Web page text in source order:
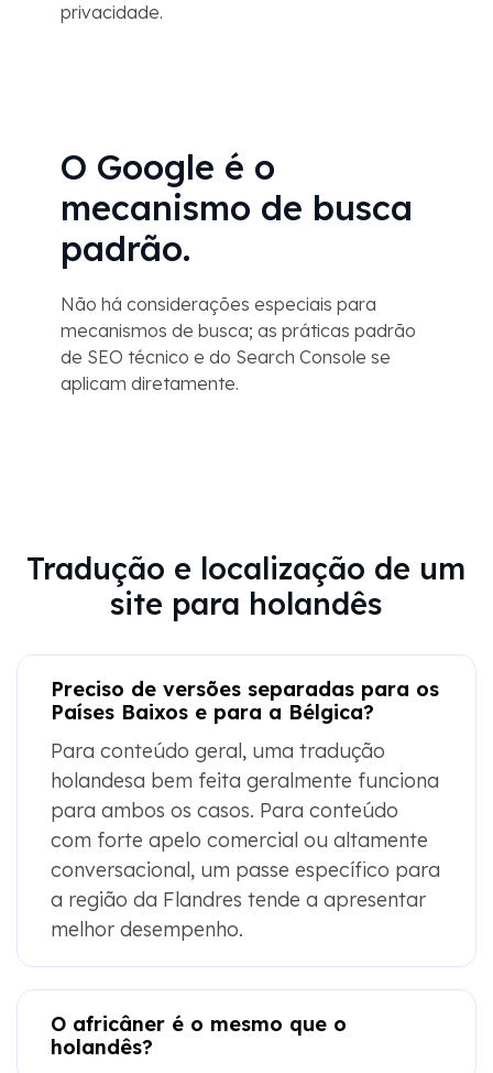
privacidade.
O Google é o
mecanismo de busca
padrão.
Não há considerações especiais para
mecanismos de busca; as práticas padrão
de SEO técnico e do Search Console se
aplicam diretamente.
Tradução e localização de um
site para holandês
Preciso de versões separadas para os
Países Baixos e para a Bélgica?
Para conteúdo geral, uma tradução
holandesa bem feita geralmente funciona
para ambos os casos. Para conteúdo
com forte apelo comercial ou altamente
conversacional, um passe específico para
a região da Flandres tende a apresentar
melhor desempenho.
O africâner é o mesmo que o
holandês?